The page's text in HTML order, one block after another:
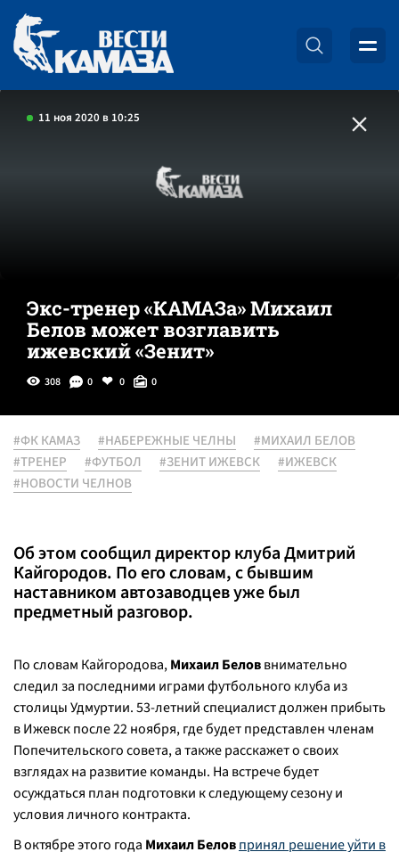
11 ноя 2020 в 10:25
Экс-тренер «КАМАЗа» Михаил
Белов может возглавить
ижевский «Зенит»
308 0 0 0
#ФК КАМАЗ #НАБЕРЕЖНЫЕ ЧЕЛНЫ
#МИХАИЛ БЕЛОВ
#ТРЕНЕР
#ФУТБОЛ #ЗЕНИТ ИЖЕВСК
#ИЖЕВСК
#НОВОСТИ ЧЕЛНОВ
Об этом сообщил директор клуба Дмитрий
Кайгородов. По его словам, с бывшим
наставником автозаводцев уже был
предметный разговор.
По словам Кайгородова,Михаил Беловвнимательно
следил за последними играми футбольного клуба из
столицы Удмуртии. 53-летний специалист должен прибыть
в Ижевск после 22 ноября, где будет представлен членам
Попечительского совета, а также расскажет о своих
взглядах на развитие команды. На встрече будет
осуждаться план подготовки к следующему сезону и
условия личного контракта.
В октябре этого года Михаил Беловпринял решение уйти в